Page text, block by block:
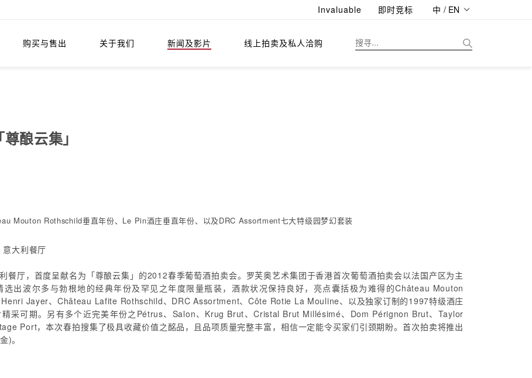
Invaluable 即时竞标 中 / EN
购买与售出 关于我们 新闻及影片 线上拍卖及私人洽购
酿云集」
Mouton Rothschild垂直年份、Le Pin酒庄垂直年份、以及DRC Assortment七大特级园梦幻套装
大利餐厅
厅，首度呈献名为「尊酿云集」的2012春季葡萄酒拍卖会。罗芙奥艺术集团于香港首次葡萄酒拍卖会以法国产区为主
出波尔多与勃根地的经典年份及罕见之年度限量瓶装，酒款状况保持良好，亮点囊括极为难得的Château Mouton
Jayer、Château Lafite Rothschild、DRC Assortment、Côte Rotie La Mouline、以及独家订制的1997特级酒庄
采可期。另有多个近完美年份之Pétrus、Salon、Krug Brut、Cristal Brut Millésimé、Dom Pérignon Brut、Taylor
Port，本次春拍搜集了极具收藏价值之酩品，且品项质量完整丰富，相信一定能令买家们引颈期盼。首次拍卖将推出
)。